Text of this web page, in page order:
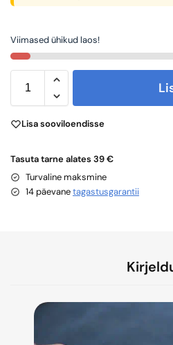
Viimased ühikud laos!
Lisa sooviloendisse
Tasuta tarne alates 39 €
Turvaline maksmine
14 päevanetagastusgarantii